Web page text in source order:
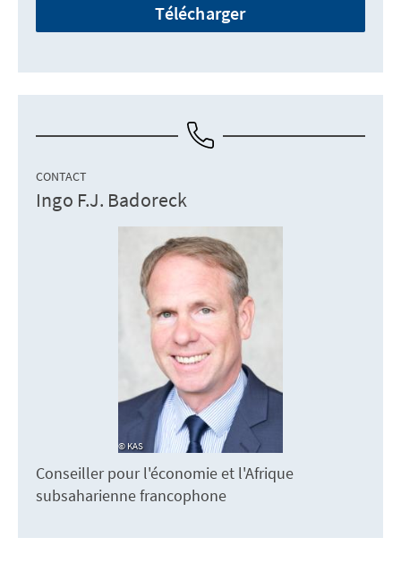
Télécharger
CONTACT
Ingo F.J. Badoreck
KAS
Conseiller pour l'économie et l'Afrique
subsaharienne francophone